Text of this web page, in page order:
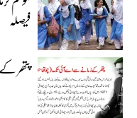
فیصلہ
پتھر